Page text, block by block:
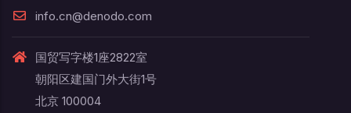
info.cn@denodo.com
国贸写字楼1座2822室
朝阳区建国门外大街1号
北京 100004